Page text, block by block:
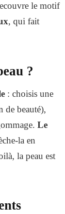
le motif
, qui fait
?
: choisis une
de beauté),
Le
la en
la peau est